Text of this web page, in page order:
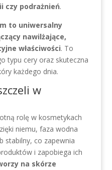
czy podrażnień.
to uniwersalny
nawilżające,
właściwości. To
typu cery oraz skuteczna
każdego dnia.
w
rolę w kosmetykach
niemu, faza wodna
stabilny, co zapewnia
i zapobiega ich
na skórze